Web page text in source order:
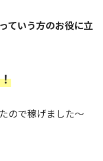
っていう方のお役に立
ので稼げました～